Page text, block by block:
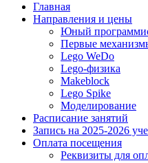
Главная
Направления и цены
Юный
Первые
Lego WeDo
Lego-физика
Makeblock
Lego Spike
Моделирование
Расписание занятий
Запись на 2025-2026
Оплата посещения
Реквизиты для